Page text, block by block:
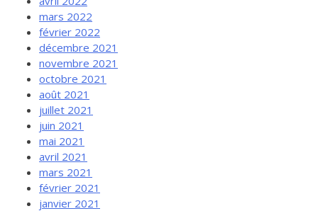
mars 2022
février 2022
décembre 2021
novembre 2021
octobre 2021
août 2021
juillet 2021
juin 2021
mai 2021
avril 2021
mars 2021
février 2021
janvier 2021